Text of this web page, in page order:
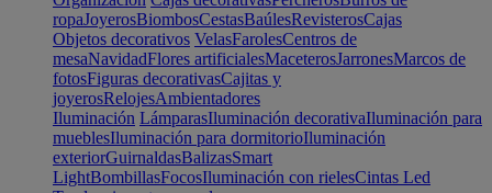
ropaJoyerosBiombosCestasBaúlesRevisterosCajas
Objetos decorativos VelasFarolesCentros de
mesaNavidadFlores artificialesMaceterosJarronesMarcos de
fotosFiguras decorativasCajitas y
joyerosRelojesAmbientadores
Iluminación LámparasIluminación decorativaIluminación para
mueblesIluminación para dormitorioIluminación
exteriorGuirnaldasBalizasSmart
LightBombillasFocosIluminación con rielesCintas Led